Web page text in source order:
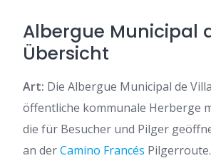
Albergue Municipal
Übersicht
Art: Die Albergue Municipal de
öffentliche kommunale Herberge
die für Besucher und Pilger
an derCamino Francés Pilgerroute.